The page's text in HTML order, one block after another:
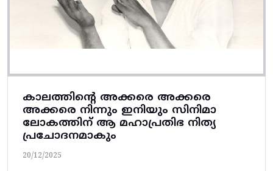
കാലത്തിൻ്റെ അക്കരെ അക്കരെ
അക്കരെ നിന്നും ഇനിയും സിനിമാ
ലോകത്തിന് ആ മഹാപ്രതിഭ നിത്യ
പ്രചോദനമാകും
20/12/2025